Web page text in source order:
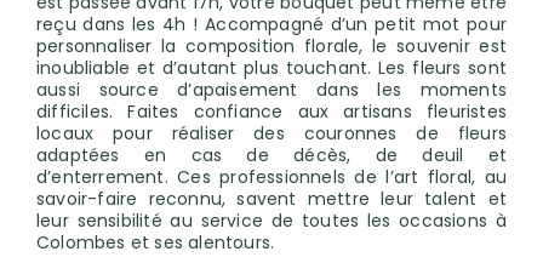
reçu dans les 4h ! Accompagné d’un petit mot pour
personnaliser la composition florale, le souvenir est
inoubliable et d’autant plus touchant. Les fleurs sont
aussi source d’apaisement dans les moments
difficiles. Faites confiance aux artisans fleuristes
locaux pour réaliser des couronnes de fleurs
adaptées en cas de décès, de deuil et
d’enterrement. Ces professionnels de l’art floral, au
savoir-faire reconnu, savent mettre leur talent et
leur sensibilité au service de toutes les occasions à
Colombes et ses alentours.